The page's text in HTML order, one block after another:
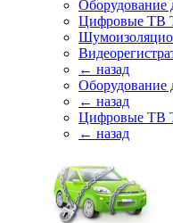
Оборудование
Цифровые ТВ
← назад
Оборудование
← назад
Цифровые ТВ
← назад